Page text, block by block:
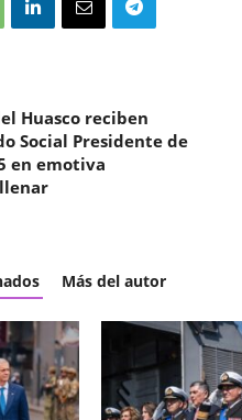
Huasco reciben
Social Presidente de
en emotiva
Más del autor